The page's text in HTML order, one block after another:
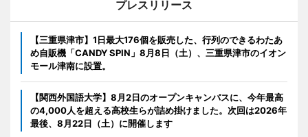
プレスリリース
【三重県津市】1日最大176個を販売した、行列のできるわたあ
め自販機「CANDY SPIN」8月8日（土）、三重県津市のイオン
モール津南に設置。
【関西外国語大学】8月2日のオープンキャンパスに、今年最高
の4,000人を超える高校生らが詰め掛けました。次回は2026年
最後、8月22日（土）に開催します